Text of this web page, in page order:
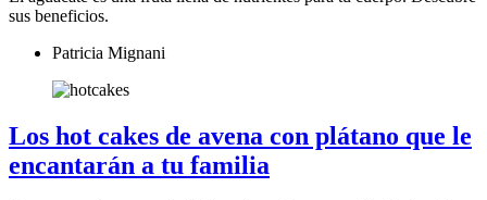
sus beneficios.
Patricia Mignani
Los hot cakes de avena con plátano que le
encantarán a tu familia